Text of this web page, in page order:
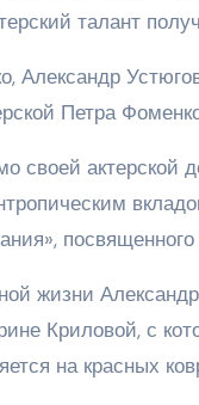
талант
Александр
Петра
своей актерской
жизни
Криловой, с
на красных